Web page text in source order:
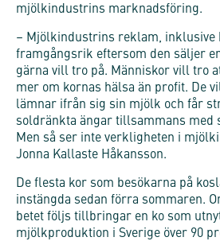
mjölkindustrins marknadsföring.
– Mjölkindustrins reklam, inklusive
framgångsrik eftersom den säljer
gärna vill tro på. Människor vill tro
mer om kornas hälsa än profit. De
lämnar ifrån sig sin mjölk och får
soldränkta ängar tillsammans med
Men så ser inte verkligheten i
Jonna Kallaste Håkansson.
De flesta kor som besökarna på
instängda sedan förra sommaren.
betet följs tillbringar en ko som
mjölkproduktion i Sverige över 90